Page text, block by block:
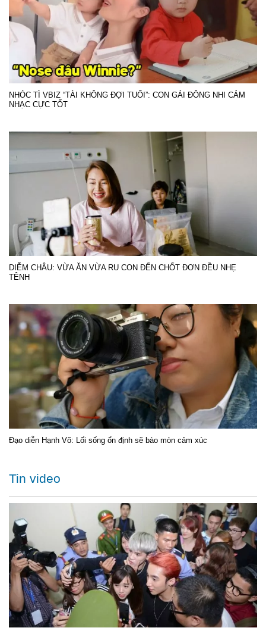
NHÓC TÌ VBIZ “TÀI KHÔNG ĐỢI TUỔI”: CON GÁI ĐÔNG NHI CẢM
NHẠC CỰC TỐT
DIỄM CHÂU: VỪA ĂN VỪA RU CON ĐẾN CHỐT ĐƠN ĐỀU NHẸ
TÊNH
Đạo diễn Hạnh Võ: Lối sống ổn định sẽ bào mòn cảm xúc
Tin video